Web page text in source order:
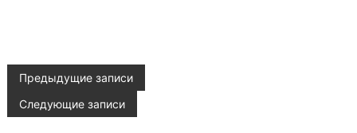
Н
а
Предыдущие записи
Следующие записи